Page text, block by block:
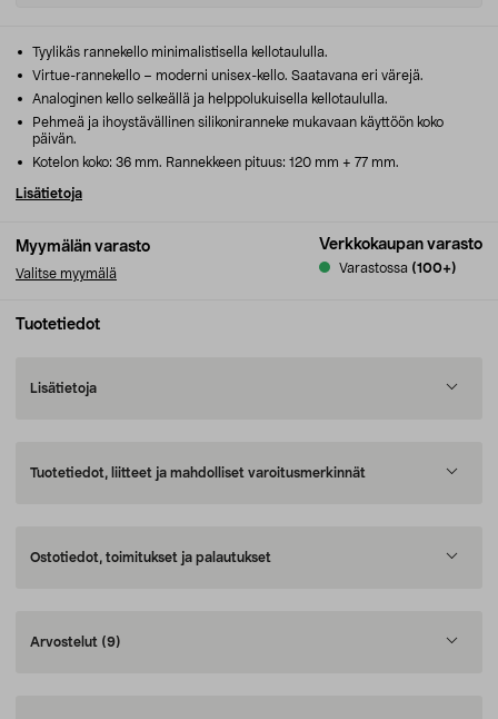
Myymälän varasto
Valitse myymälä
Verkkokaupan varasto
Varastossa (100+)
Tyylikäs rannekello minimalistisella kellotaululla.
Virtue-rannekello – moderni unisex-kello. Saatavana eri värejä.
Analoginen kello selkeällä ja helppolukuisella kellotaululla.
Pehmeä ja ihoystävällinen silikoniranneke mukavaan käyttöön koko
päivän.
Kotelon koko: 36 mm. Rannekkeen pituus: 120 mm + 77 mm.
Lisätietoja
Tuotetiedot
Lisätietoja
Tuotetiedot, liitteet ja mahdolliset varoitusmerkinnät
Ostotiedot, toimitukset ja palautukset
Arvostelut (9)